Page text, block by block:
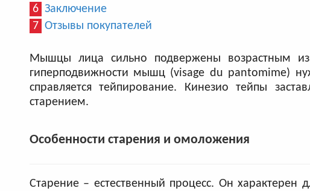
6 Заключение
7 Отзывы покупателей
Мышцы лица сильно подвержены возрастным
гиперподвижности мышц (visage du pantomime)
справляется тейпирование. Кинезио тейпы
старением.
Особенности старения и омоложения
Старение – естественный процесс. Он